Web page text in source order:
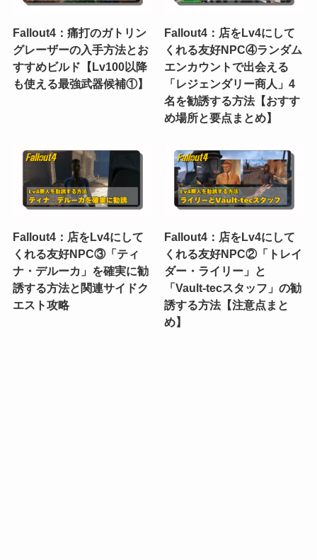
Fallout4：痛打のガトリン
グレーザーの入手方法とお
すすめビルド【Lv100以降
も使える最強武器候補①】
Fallout4：店をLv4にして
くれる友好NPC④ランダム
エンカウントで出会える
「レジェンダリー商人」4
名を勧誘する方法【おすす
め場所と要点まとめ】
Fallout4：店をLv4にして
くれる友好NPC③「ティ
ナ・デルーカ」を確実に勧
誘する方法と関連サイドク
エスト攻略
Fallout4：店をLv4にして
くれる友好NPC②「トレイ
ダー・ライリー」と
「Vault-tecスタッフ」の勧
誘する方法【注意点まと
め】